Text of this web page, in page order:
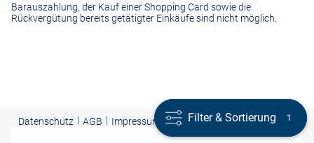
Barauszahlung, der Kauf einer Shopping Card sowie die
Rückvergütung bereits getätigter Einkäufe sind nicht möglich.
Datenschutz | AGB | Impressum | Cookie-Einstellungen | Presse
Barrierefreiheit
Filter & Sortierung 1
Filter & Sortierung 1